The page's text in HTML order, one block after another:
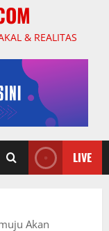
& REALITAS
LIVE
Akan